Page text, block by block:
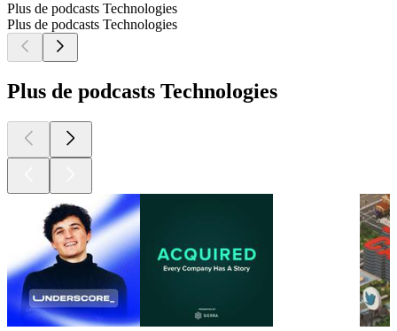
Plus de podcasts Technologies
Plus de podcasts Technologies
Plus de podcasts Technologies